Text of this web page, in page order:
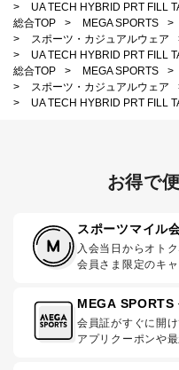
>
UA TECH HYBRID PRT FILL
総合TOP
> MEGA SPORTS >
>
スポーツ・カジュアルウェア
>
UA TECH HYBRID PRT FILL
総合TOP
> MEGA SPORTS >
>
スポーツ・カジュアルウェア
>
UA TECH HYBRID PRT FILL
お得で
スポーツマイル
入会当日からオト
会員さま限定のキ
MEGA SPORTS
会員証がすぐに開け
アプリクーポンや